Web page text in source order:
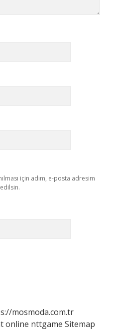
için adım, e-posta adresim
mosmoda.com.tr
online nttgame Sitemap